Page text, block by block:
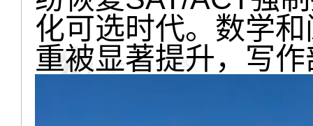
化可选时代。数学
重被显著提升，写